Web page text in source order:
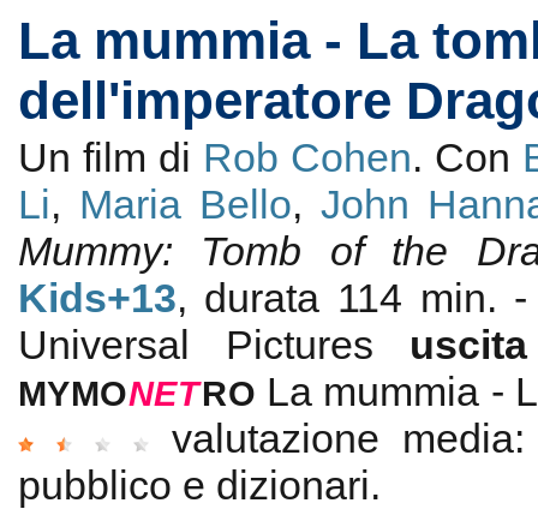
La mummia - La
dell'imperatore
Un film di Rob Cohen. Con
Li, Maria Bello,John
Mummy: Tomb of the
Kids+13, durata 114 min.
Universal Pictures
MYMONETRO La mummia -
valutazione
pubblico e dizionari.